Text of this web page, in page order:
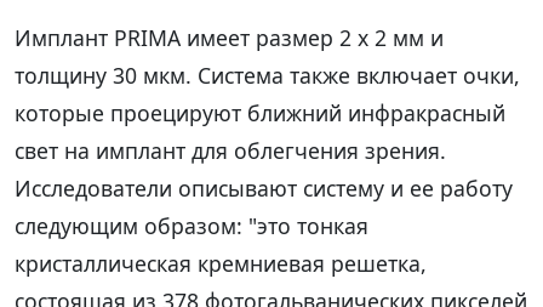
Имплант PRIMA имеет размер 2 x 2 мм и
толщину 30 мкм. Система также включает очки,
которые проецируют ближний инфракрасный
свет на имплант для облегчения зрения.
Исследователи описывают систему и ее работу
следующим образом: "это тонкая
кристаллическая кремниевая решетка,
состоящая из 378 фотогальванических пикселей